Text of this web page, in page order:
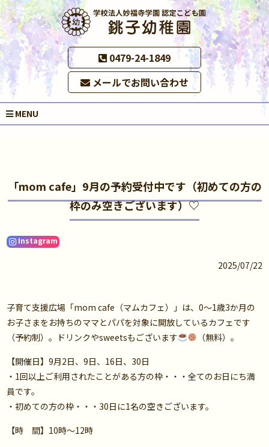
0479-24-1849
メールでお問い合わせ
MENU
「mom cafe」9月の予約受付中です（初めての方の
枠のみ空きございます）♡
Instagram
2025/07/22
子育て支援広場「mom cafe（マムカフェ）」は、0～1歳3か月の
お子さまをお持ちのママとパパを対象に開放しているカフェです
（予約制）。ドリンクやsweetsもございます
（無料）。
【開催日】9月2日、9日、16日、30日
・1回以上ご利用されたことがある方の枠・・・全てのお日にち満
員です。
・初めての方の枠・・・30日に1名の空きございます。
【時 間】10時～12時